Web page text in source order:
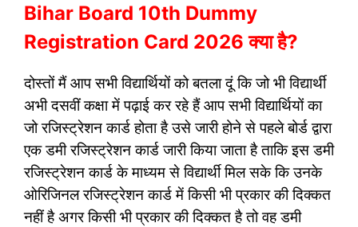
Bihar Board 10th Dummy
Registration Card 2026 क्या है?
दोस्तों मैं आप सभी विद्यार्थियों को बतला दूं कि जो भी विद्यार्थी
अभी दसवीं कक्षा में पढ़ाई कर रहे हैं आप सभी विद्यार्थियों का
जो रजिस्ट्रेशन कार्ड होता है उसे जारी होने से पहले बोर्ड द्वारा
एक डमी रजिस्ट्रेशन कार्ड जारी किया जाता है ताकि इस डमी
रजिस्ट्रेशन कार्ड के माध्यम से विद्यार्थी मिल सके कि उनके
ओरिजिनल रजिस्ट्रेशन कार्ड में किसी भी प्रकार की दिक्कत
नहीं है अगर किसी भी प्रकार की दिक्कत है तो वह डमी